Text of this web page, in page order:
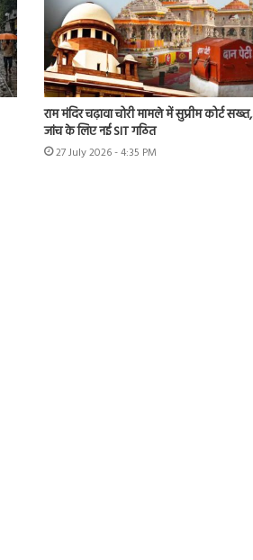
राम मंदिर चढ़ावा चोरी मामले में सुप्रीम कोर्ट सख्त,
जांच के लिए नई SIT गठित
27 July 2026 - 4:35 PM